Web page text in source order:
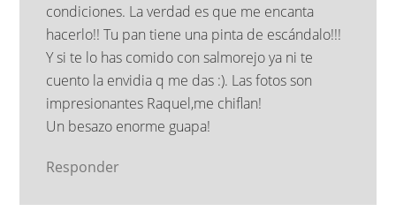
condiciones. La verdad es que me encanta
hacerlo!! Tu pan tiene una pinta de escándalo!!!
Y si te lo has comido con salmorejo ya ni te
cuento la envidia q me das :). Las fotos son
impresionantes Raquel,me chiflan!
Un besazo enorme guapa!
Responder